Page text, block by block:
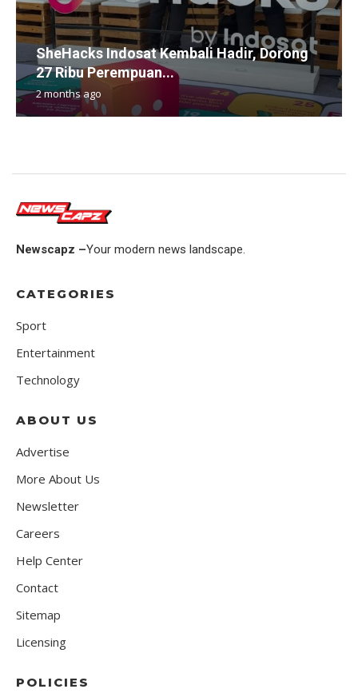
SheHacks Indosat Kembali Hadir, Dorong
27 Ribu Perempuan...
2 months ago
Newscapz –Your modern news landscape.
CATEGORIES
Sport
Entertainment
Technology
ABOUT US
Advertise
More About Us
Newsletter
Careers
Help Center
Contact
Sitemap
Licensing
POLICIES